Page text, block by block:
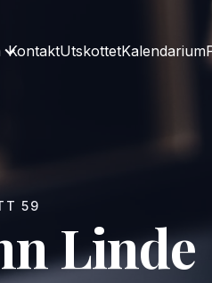
KontaktUtskottetKalendarium
59
Linde